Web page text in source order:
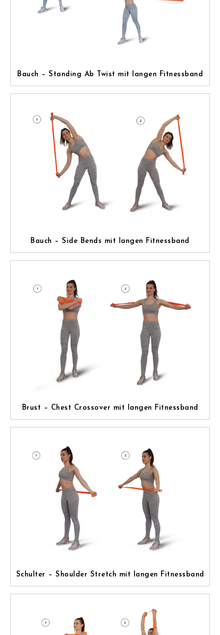
Bauch – Standing Ab Twist mit langen Fitnessband
Bauch – Side Bends mit langen Fitnessband
Brust – Chest Crossover mit langen Fitnessband
Schulter – Shoulder Stretch mit langen Fitnessband